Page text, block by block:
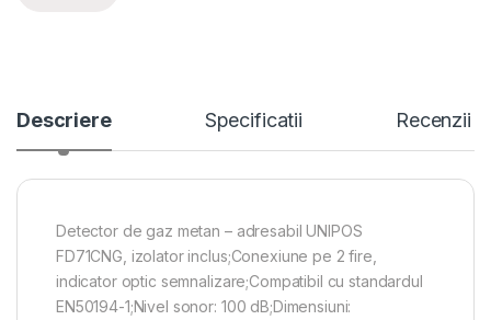
Descriere Specificatii Recenzii
Detector de gaz metan – adresabil UNIPOS
FD71CNG, izolator inclus;Conexiune pe 2 fire,
indicator optic semnalizare;Compatibil cu standardul
EN50194-1;Nivel sonor: 100 dB;Dimensiuni: